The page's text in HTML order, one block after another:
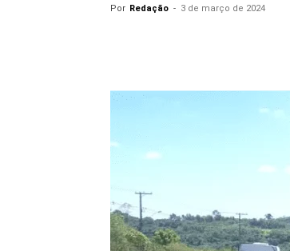
Por Redação - 3 de março de 2024